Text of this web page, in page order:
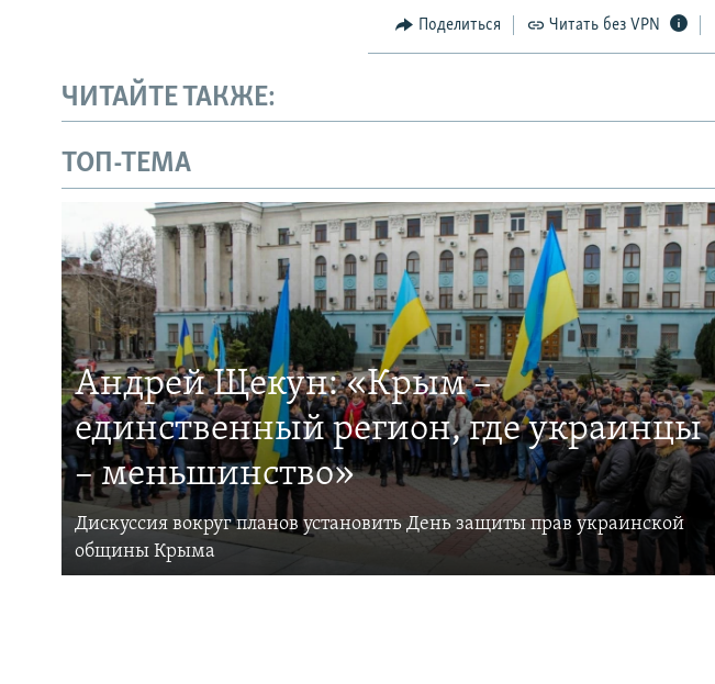
Поделиться Читать без VPN
ЧИТАЙТЕ ТАКЖЕ:
ТОП-ТЕМА
Андрей Щекун: «Крым –
единственный регион, где украинцы
– меньшинство»
Дискуссия вокруг планов установить День защиты прав украинской
общины Крыма